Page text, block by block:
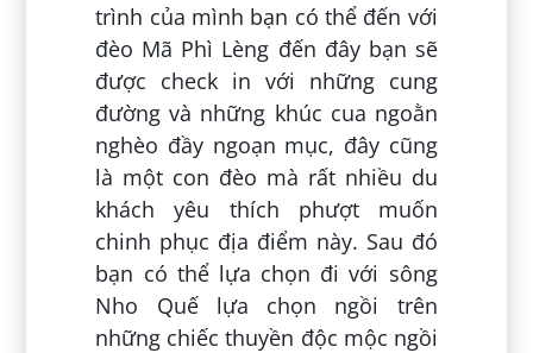
trình của mình bạn có thể đến với
đèo Mã Phì Lèng đến đây bạn sẽ
được check in với những cung
đường và những khúc cua ngoằn
nghèo đầy ngoạn mục, đây cũng
là một con đèo mà rất nhiều du
khách yêu thích phượt muốn
chinh phục địa điểm này. Sau đó
bạn có thể lựa chọn đi với sông
Nho Quế lựa chọn ngồi trên
những chiếc thuyền độc mộc ngồi